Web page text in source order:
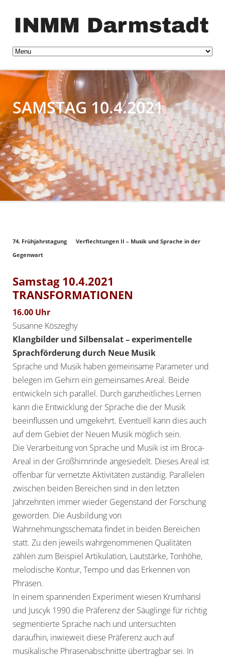
SAMSTAG 10.4.2021
74. Frühjahrstagung Verflechtungen II – Musik und Sprache in der
Gegenwart
Samstag 10.4.2021
TRANSFORMATIONEN
16.00 Uhr
Susanne Köszeghy
Klangbilder und Silbensalat – experimentelle
Sprachförderung durch Neue Musik
Sprache und Musik haben gemeinsame Parameter und
belegen im Gehirn ein gemeinsames Areal. Beide
entwickeln sich parallel. Durch ganzheitliches Lernen
kann die Entwicklung der Sprache die der Musik
beeinflussen und umgekehrt. Eventuell kann dies auch
auf dem Gebiet der Neuen Musik möglich sein.
Die Verarbeitung von Sprache und Musik ist im Broca-
Areal in der Großhirnrinde angesiedelt. Dieses Areal ist
offenbar für vernetzte Aktivitäten zuständig. Parallelen
zwischen beiden Bereichen sind in den letzten
Jahrzehnten immer wieder Gegenstand der Forschung
geworden. Die Ausbildung von
Wahrnehmungsschemata findet in beiden Bereichen
statt. Zu den jeweils wahrgenommenen Qualitäten
zählen zum Beispiel Artikulation, Lautstärke, Tonhöhe,
melodische Kontur, Tempo und das Erkennen von
Phrasen.
In einem spannenden Experiment wiesen Krumhansl
und Juscyk 1990 die Präferenz der Säuglinge für richtig
segmentierte Sprache nach und untersuchten
daraufhin, inwieweit diese Präferenz auch auf
musikalische Phrasenabschnitte übertragbar sei. In